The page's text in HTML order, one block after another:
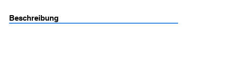
Beschreibung